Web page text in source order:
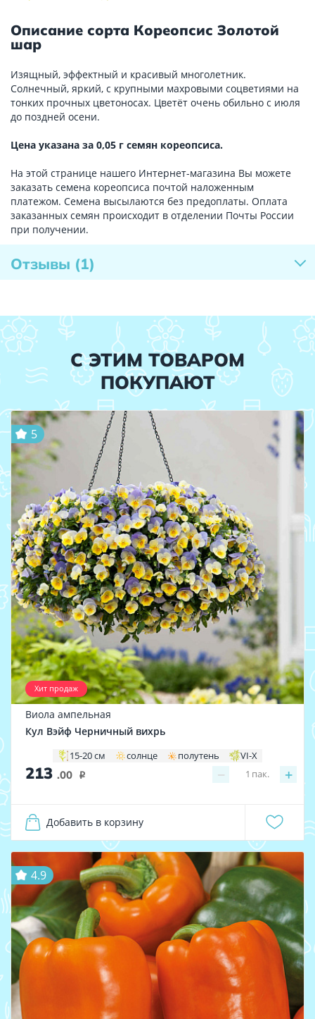
Описание сорта Кореопсис Золотой
шар
Изящный, эффектный и красивый многолетник.
Солнечный, яркий, с крупными махровыми соцветиями на
тонких прочных цветоносах. Цветёт очень обильно с июля
до поздней осени.
Цена указана за 0,05 г семян кореопсиса.
На этой странице нашего Интернет-магазина Вы можете
заказать семена кореопсиса почтой наложенным
платежом. Семена высылаются без предоплаты. Оплата
заказанных семян происходит в отделении Почты России
при получении.
Отзывы (1)
С ЭТИМ ТОВАРОМ
ПОКУПАЮТ
Хит продаж
5
Виола ампельная
Кул Вэйф Черничный вихрь
15-20 см солнце полутень VI-X
213 .00 i − +
1 пак.
Добавить в корзину
4.9